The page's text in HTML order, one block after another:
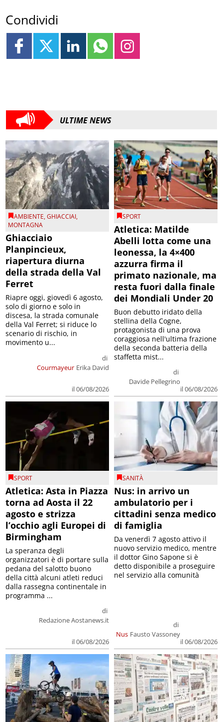
Condividi
ULTIME NEWS
AMBIENTE,GHIACCIAI,
MONTAGNA
Ghiacciaio
Planpincieux,
riapertura diurna
della strada della Val
Ferret
Courmayeur
di
Erika David
il 06/08/2026
Riapre oggi, giovedì 6 agosto,
solo di giorno e solo in
discesa, la strada comunale
della Val Ferret; si riduce lo
scenario di rischio, in
movimento u...
SPORT
Atletica: Matilde
Abelli lotta come una
leonessa, la 4×400
azzurra firma il
primato nazionale, ma
resta fuori dalla finale
dei Mondiali Under 20
di
Davide Pellegrino
il 06/08/2026
Buon debutto iridato della
stellina della Cogne,
protagonista di una prova
coraggiosa nell'ultima frazione
della seconda batteria della
staffetta mist...
SPORT
Atletica: Asta in Piazza
torna ad Aosta il 22
agosto e strizza
l’occhio agli Europei di
Birmingham
di
Redazione Aostanews.it
il 06/08/2026
La speranza degli
organizzatori è di portare sulla
pedana del salotto buono
della città alcuni atleti reduci
dalla rassegna continentale in
programma ...
SANITÀ
Nus: in arrivo un
ambulatorio per i
cittadini senza medico
di famiglia
Nus
di
Fausto Vassoney
il 06/08/2026
Da venerdì 7 agosto attivo il
nuovo servizio medico, mentre
il dottor Gino Sapone si è
detto disponibile a proseguire
nel servizio alla comunità